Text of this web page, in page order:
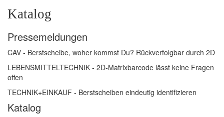
Katalog
Pressemeldungen
CAV - Berstscheibe, woher kommst Du? Rückverfolgbar durch 2D
LEBENSMITTELTECHNIK - 2D-Matrixbarcode lässt keine Fragen
offen
TECHNIK+EINKAUF - Berstscheiben eindeutig identifizieren
Katalog